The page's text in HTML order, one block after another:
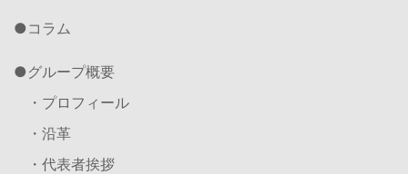
コラム
グループ概要
・プロフィール
・沿革
・代表者挨拶